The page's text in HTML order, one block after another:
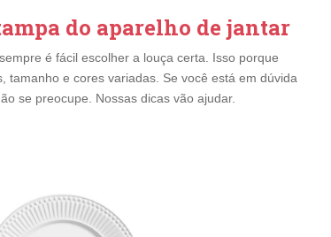
do aparelho de jantar
é fácil escolher a louça certa. Isso porque
tamanho e cores variadas. Se você está em dúvida
se preocupe. Nossas dicas vão ajudar.